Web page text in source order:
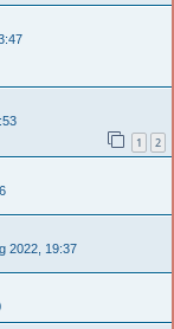
1 2
2022, 19:37